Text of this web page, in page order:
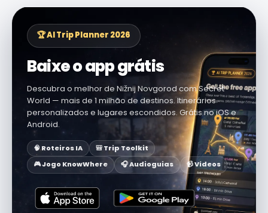
🏆 AI Trip Planner 2026
Baixe o app grátis
Descubra o melhor de Nižnij Novgorod com Secret
World — mais de 1 milhão de destinos. Itinerários
personalizados e lugares escondidos. Grátis no iOS e
Android.
🧠 Roteiros IA
🎒 Trip Toolkit
🎮 Jogo KnowWhere
🎧 Audioguias 📹 Vídeos